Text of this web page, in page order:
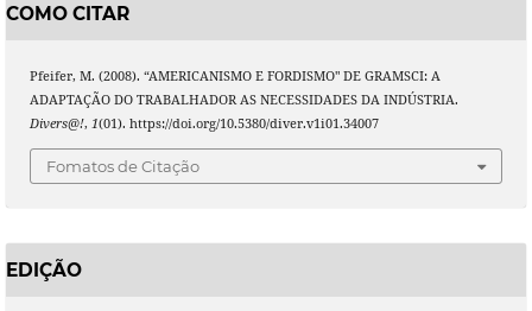
COMO CITAR
Pfeifer, M. (2008). “AMERICANISMO E FORDISMO" DE GRAMSCI: A
ADAPTAÇÃO DO TRABALHADOR AS NECESSIDADES DA INDÚSTRIA.
Divers@!, 1(01). https://doi.org/10.5380/diver.v1i01.34007
Fomatos de Citação
EDIÇÃO